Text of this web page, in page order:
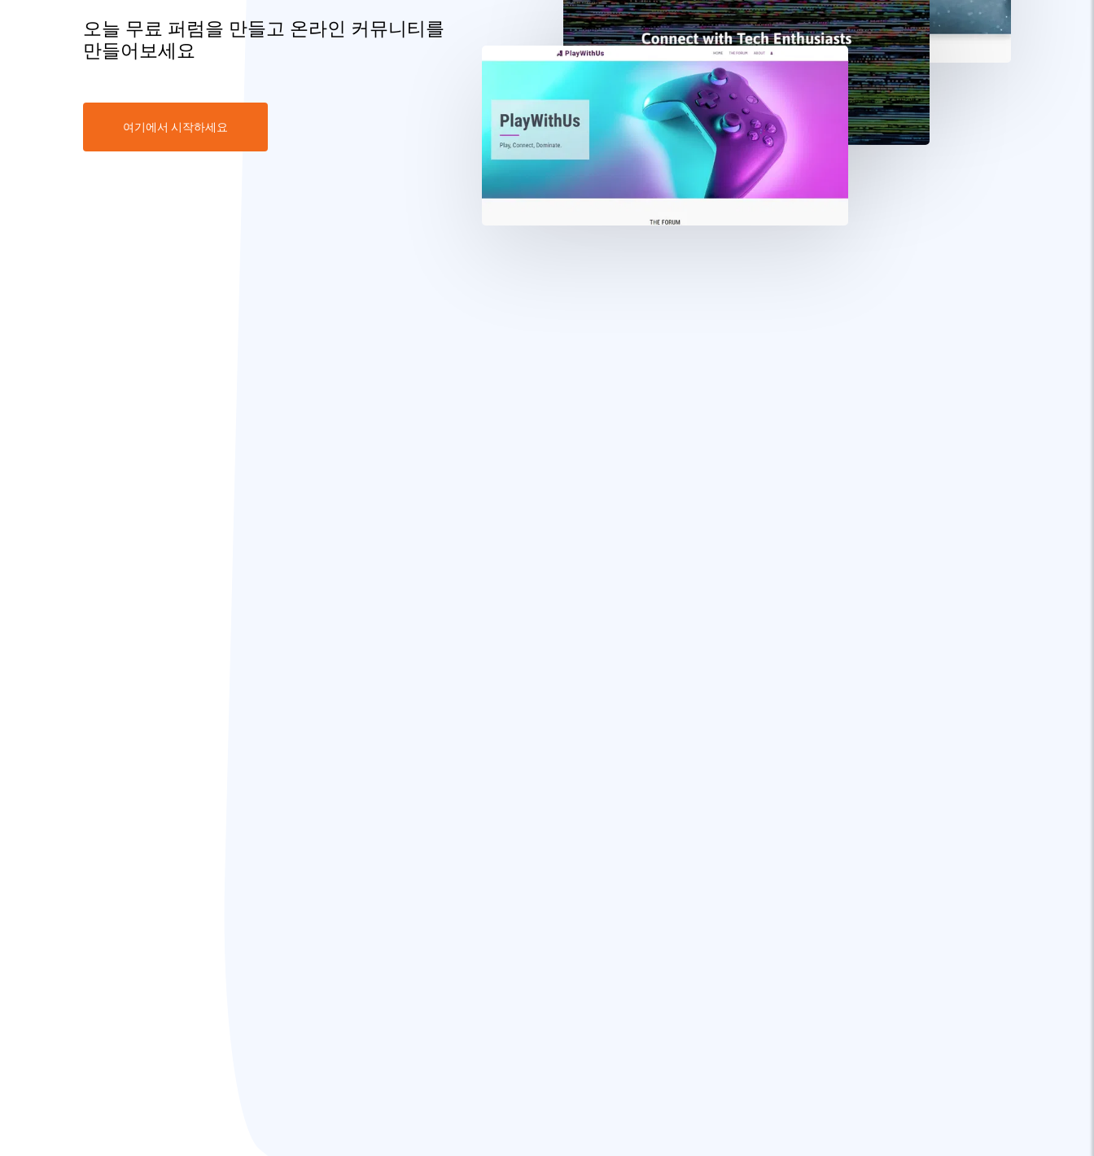
오늘 무료 퍼럼을 만들고 온라인 커뮤니티를
만들어보세요
여기에서 시작하세요